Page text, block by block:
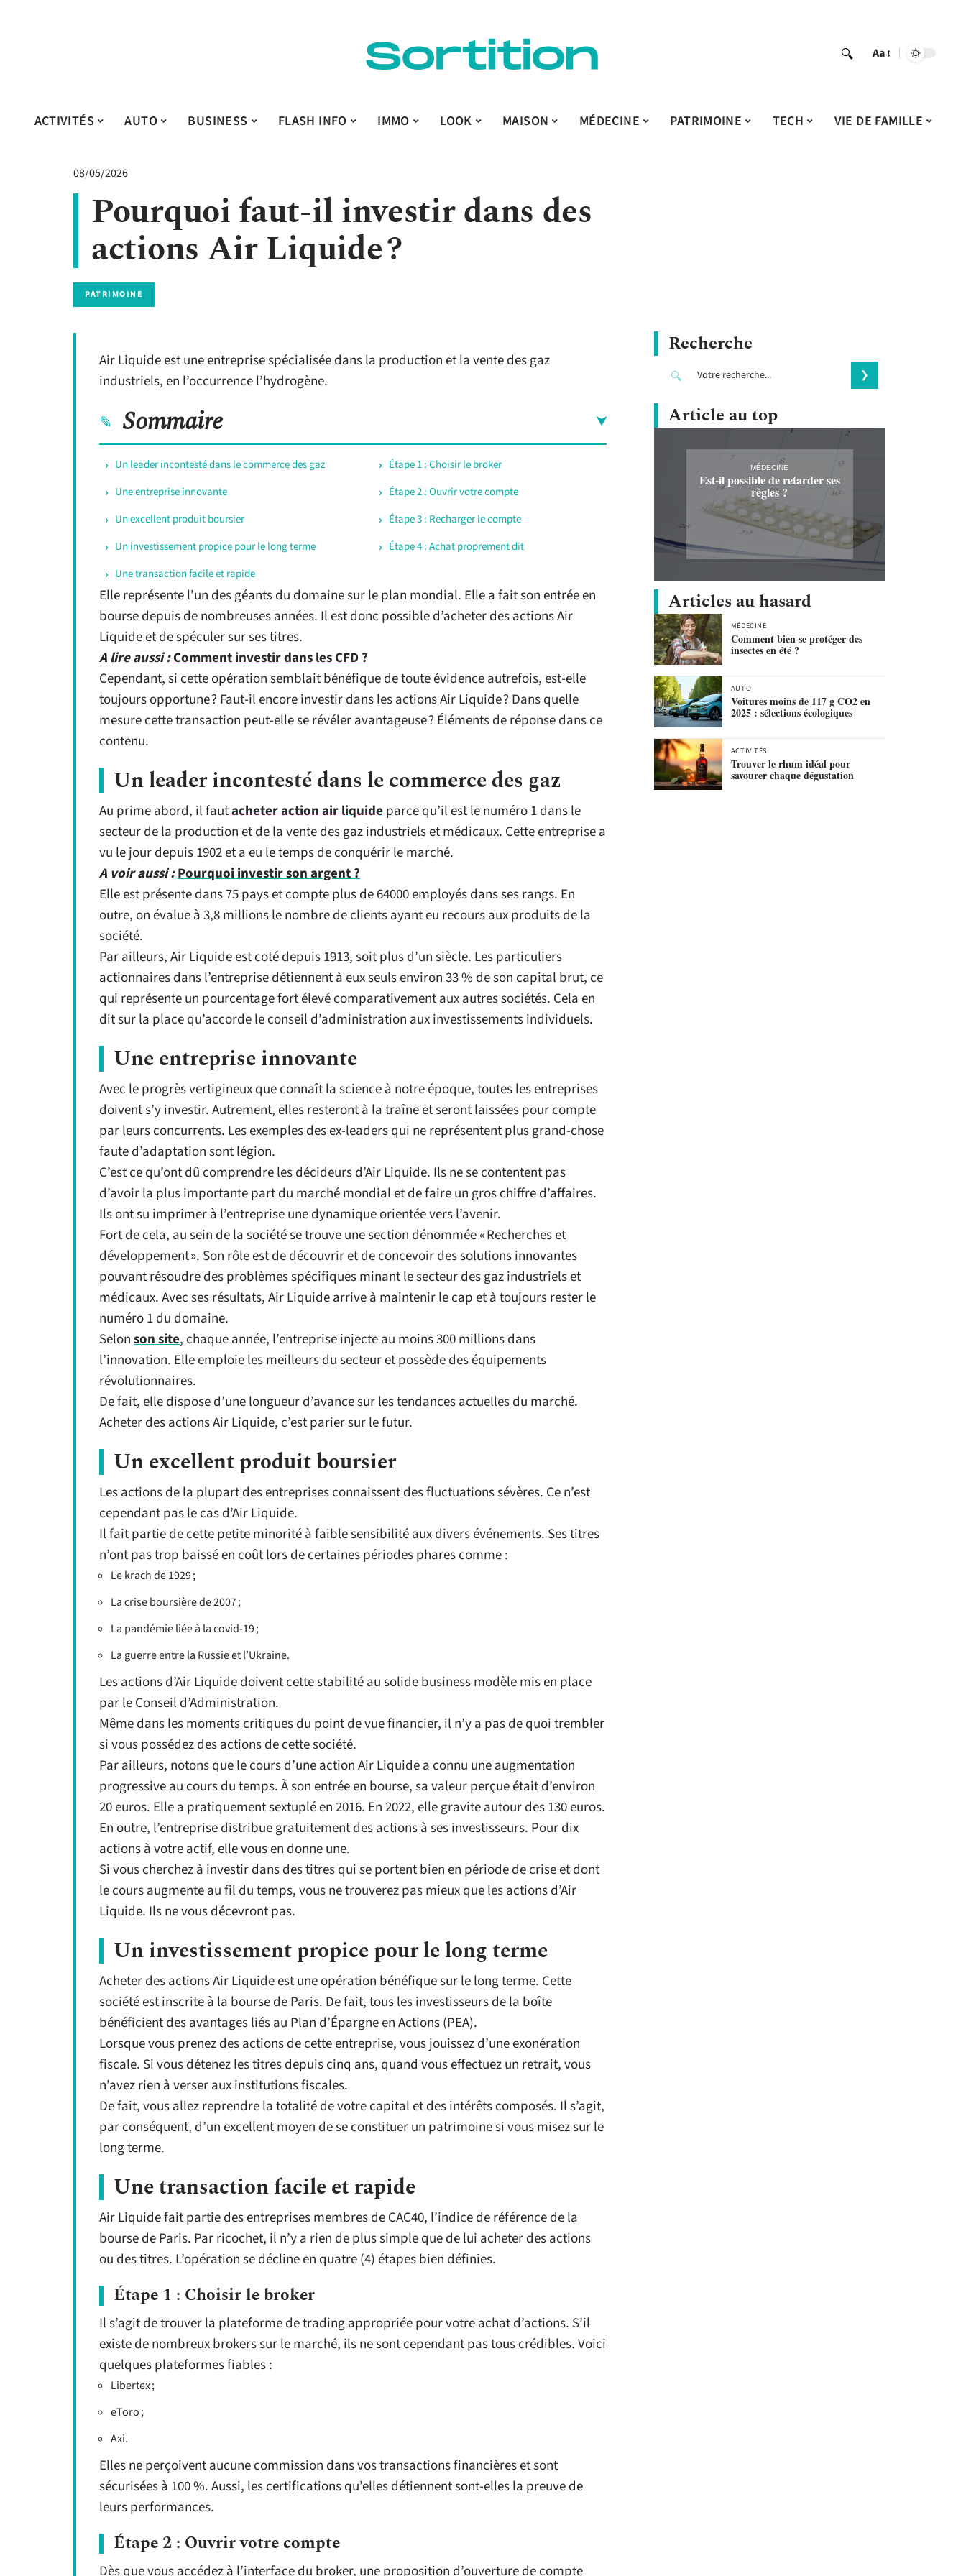
Aa
ACTIVITÉS AUTO BUSINESS FLASH INFO IMMO LOOK MAISON MÉDECINE PATRIMOINE TECH VIE DE FAMILLE
08/05/2026
Pourquoi faut-il investir dans des
actions Air Liquide ?
PATRIMOINE
Air Liquide est une entreprise spécialisée dans la production et la vente des gaz
industriels, en l’occurrence l’hydrogène.
Sommaire
Un leader incontesté dans le commerce des gaz
Une entreprise innovante
Un excellent produit boursier
Un investissement propice pour le long terme
Une transaction facile et rapide
Étape 1 : Choisir le broker
Étape 2 : Ouvrir votre compte
Étape 3 : Recharger le compte
Étape 4 : Achat proprement dit
Elle représente l’un des géants du domaine sur le plan mondial. Elle a fait son entrée en
bourse depuis de nombreuses années. Il est donc possible d’acheter des actions Air
Liquide et de spéculer sur ses titres.
A lire aussi :Comment investir dans les CFD ?
Cependant, si cette opération semblait bénéfique de toute évidence autrefois, est-elle
toujours opportune ? Faut-il encore investir dans les actions Air Liquide ? Dans quelle
mesure cette transaction peut-elle se révéler avantageuse ? Éléments de réponse dans ce
contenu.
Un leader incontesté dans le commerce des gaz
Au prime abord, il fautacheter action air liquideparce qu’il est le numéro 1 dans le
secteur de la production et de la vente des gaz industriels et médicaux. Cette entreprise a
vu le jour depuis 1902 et a eu le temps de conquérir le marché.
A voir aussi :Pourquoi investir son argent ?
Elle est présente dans 75 pays et compte plus de 64000 employés dans ses rangs. En
outre, on évalue à 3,8 millions le nombre de clients ayant eu recours aux produits de la
société.
Par ailleurs, Air Liquide est coté depuis 1913, soit plus d’un siècle. Les particuliers
actionnaires dans l’entreprise détiennent à eux seuls environ 33 % de son capital brut, ce
qui représente un pourcentage fort élevé comparativement aux autres sociétés. Cela en
dit sur la place qu’accorde le conseil d’administration aux investissements individuels.
Une entreprise innovante
Avec le progrès vertigineux que connaît la science à notre époque, toutes les entreprises
doivent s’y investir. Autrement, elles resteront à la traîne et seront laissées pour compte
par leurs concurrents. Les exemples des ex-leaders qui ne représentent plus grand-chose
faute d’adaptation sont légion.
C’est ce qu’ont dû comprendre les décideurs d’Air Liquide. Ils ne se contentent pas
d’avoir la plus importante part du marché mondial et de faire un gros chiffre d’affaires.
Ils ont su imprimer à l’entreprise une dynamique orientée vers l’avenir.
Fort de cela, au sein de la société se trouve une section dénommée « Recherches et
développement ». Son rôle est de découvrir et de concevoir des solutions innovantes
pouvant résoudre des problèmes spécifiques minant le secteur des gaz industriels et
médicaux. Avec ses résultats, Air Liquide arrive à maintenir le cap et à toujours rester le
numéro 1 du domaine.
Selonson site, chaque année, l’entreprise injecte au moins 300 millions dans
l’innovation. Elle emploie les meilleurs du secteur et possède des équipements
révolutionnaires.
De fait, elle dispose d’une longueur d’avance sur les tendances actuelles du marché.
Acheter des actions Air Liquide, c’est parier sur le futur.
Un excellent produit boursier
Les actions de la plupart des entreprises connaissent des fluctuations sévères. Ce n’est
cependant pas le cas d’Air Liquide.
Il fait partie de cette petite minorité à faible sensibilité aux divers événements. Ses titres
n’ont pas trop baissé en coût lors de certaines périodes phares comme :
Le krach de 1929 ;
La crise boursière de 2007 ;
La pandémie liée à la covid-19 ;
La guerre entre la Russie et l’Ukraine.
Les actions d’Air Liquide doivent cette stabilité au solide business modèle mis en place
par le Conseil d’Administration.
Même dans les moments critiques du point de vue financier, il n’y a pas de quoi trembler
si vous possédez des actions de cette société.
Par ailleurs, notons que le cours d’une action Air Liquide a connu une augmentation
progressive au cours du temps. À son entrée en bourse, sa valeur perçue était d’environ
20 euros. Elle a pratiquement sextuplé en 2016. En 2022, elle gravite autour des 130 euros.
En outre, l’entreprise distribue gratuitement des actions à ses investisseurs. Pour dix
actions à votre actif, elle vous en donne une.
Si vous cherchez à investir dans des titres qui se portent bien en période de crise et dont
le cours augmente au fil du temps, vous ne trouverez pas mieux que les actions d’Air
Liquide. Ils ne vous décevront pas.
Un investissement propice pour le long terme
Acheter des actions Air Liquide est une opération bénéfique sur le long terme. Cette
société est inscrite à la bourse de Paris. De fait, tous les investisseurs de la boîte
bénéficient des avantages liés au Plan d’Épargne en Actions (PEA).
Lorsque vous prenez des actions de cette entreprise, vous jouissez d’une exonération
fiscale. Si vous détenez les titres depuis cinq ans, quand vous effectuez un retrait, vous
n’avez rien à verser aux institutions fiscales.
De fait, vous allez reprendre la totalité de votre capital et des intérêts composés. Il s’agit,
par conséquent, d’un excellent moyen de se constituer un patrimoine si vous misez sur le
long terme.
Une transaction facile et rapide
Air Liquide fait partie des entreprises membres de CAC40, l’indice de référence de la
bourse de Paris. Par ricochet, il n’y a rien de plus simple que de lui acheter des actions
ou des titres. L’opération se décline en quatre (4) étapes bien définies.
Étape 1 : Choisir le broker
Il s’agit de trouver la plateforme de trading appropriée pour votre achat d’actions. S’il
existe de nombreux brokers sur le marché, ils ne sont cependant pas tous crédibles. Voici
quelques plateformes fiables :
Libertex ;
eToro ;
Axi.
Elles ne perçoivent aucune commission dans vos transactions financières et sont
sécurisées à 100 %. Aussi, les certifications qu’elles détiennent sont-elles la preuve de
leurs performances.
Étape 2 : Ouvrir votre compte
Dès que vous accédez à l’interface du broker, une proposition d’ouverture de compte
Recherche
Article au top
MÉDECINE
Est-il possible de retarder ses
règles ?
Articles au hasard
MÉDECINE
Comment bien se protéger des
insectes en été ?
AUTO
Voitures moins de 117 g CO2 en
2025 : sélections écologiques
ACTIVITÉS
Trouver le rhum idéal pour
savourer chaque dégustation